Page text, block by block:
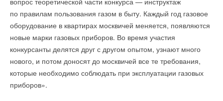
по правилам пользования газом в быту. Каждый год газовое
оборудование в квартирах москвичей меняется, появляются
новые марки газовых приборов. Во время участия
конкурсанты делятся друг с другом опытом, узнают много
нового, и потом доносят до москвичей все те требования,
которые необходимо соблюдать при эксплуатации газовых
приборов».
промышленного холода показало рост продаж по станциям
ICF более чем на 70%. Это говорит о востребованности
инновационной продукции на российском рынке и о высоком
потенциале ее применения, - отмечает Евгений Сухов, канд.
техн. наук, руководитель направления «Промышленный
холод» компании «
Данфосс
также экономию топлива. Кроме
того, подключение теплонакопителя с функцией ГВС
позволяет использовать YPV-45 Primo для выработки горячей
воды.
Читайте по теме: